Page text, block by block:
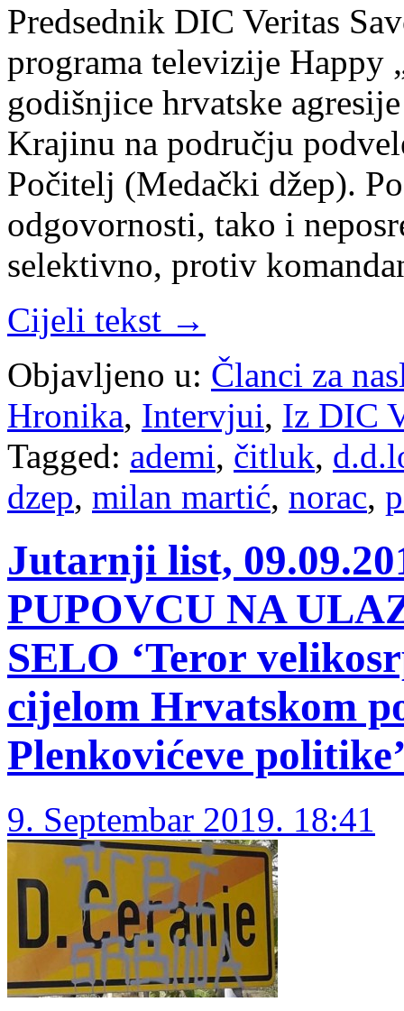
Predsednik DIC Veritas
programa televizije Happy
godišnjice hrvatske
Krajinu na području
Počitelj (Medački džep).
odgovornosti, tako i
selektivno, protiv
Cijeli tekst →
Objavljeno u: Članci za
Hronika, Intervjui, Iz DIC
Tagged: ademi, čitluk,
dzep, milan martić, norac,
Jutarnji list,
PUPOVCU NA
SELO ‘Teror
cijelom Hrvatskom
Plenkovićeve
9. Septembar 2019. 18:41